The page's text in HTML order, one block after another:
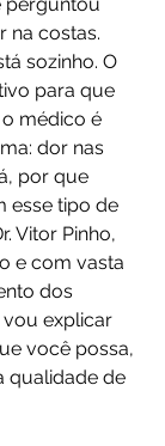
na costas.
sozinho. O
para que
médico é
dor nas
por que
esse tipo de
Vitor Pinho,
e com vasta
dos
explicar
você possa,
qualidade de